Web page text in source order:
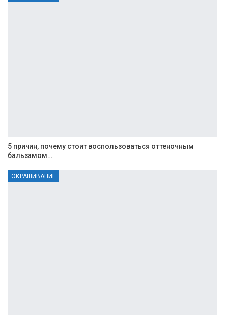
5 причин, почему стоит воспользоваться оттеночным
бальзамом…
ОКРАШИВАНИЕ